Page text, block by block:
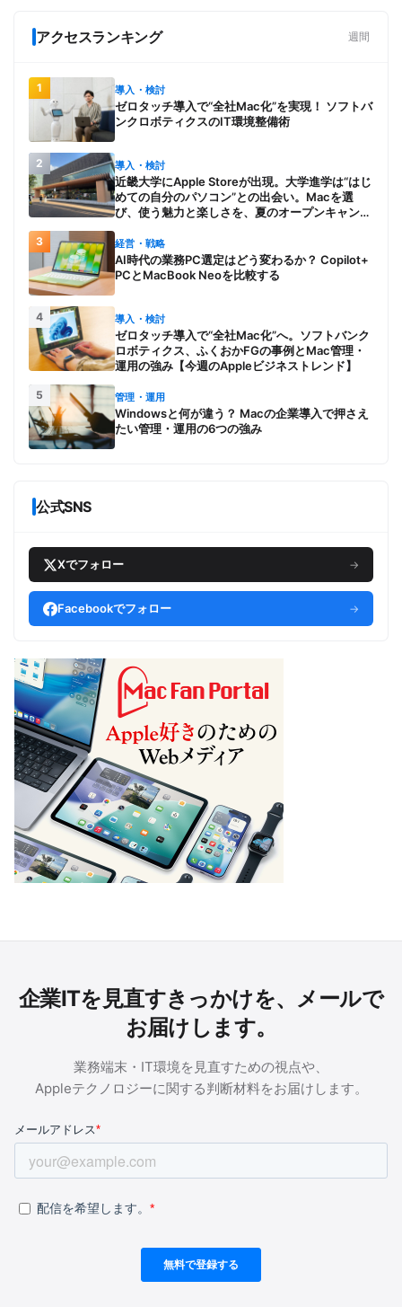
アクセスランキング 週間
1 導入・検討
ゼロタッチ導入で“全社Mac化”を実現！ ソフトバ
ンクロボティクスのIT環境整備術
2 導入・検討
近畿大学にApple Storeが出現。大学進学は“はじ
めての自分のパソコン”との出会い。Macを選
び、使う魅力と楽しさを、夏のオープンキャンパ
3 経営・戦略
AI時代の業務PC選定はどう変わるか？ Copilot+
PCとMacBook Neoを比較する
4 導入・検討
ゼロタッチ導入で“全社Mac化”へ。ソフトバンク
ロボティクス、ふくおかFGの事例とMac管理・
運用の強み【今週のAppleビジネストレンド】
5 管理・運用
Windowsと何が違う？ Macの企業導入で押さえ
たい管理・運用の6つの強み
公式SNS
Xでフォロー →
Facebookでフォロー →
企業ITを見直すきっかけを、メールで
お届けします。
業務端末・IT環境を見直すための視点や、
Appleテクノロジーに関する判断材料をお届けします。